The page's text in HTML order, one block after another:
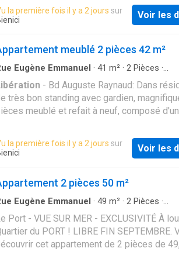
meublé, cet espace vous permet de
votre intérieur selon vos
un appartement moderne, à proximité
commodités et des transports en
Contactez-nous d
rangements, cuisine ouverte sur séjour, salle
et water-closet avec fenêtre Meublé
dans les charges Disponible
la première fois il y a 2 jours sur
Voir les
meublé 2 pièces 42 m²
Eugène Emmanuel · 41 m² · 2 Pièces ·
- Bd Auguste Raynaud: Dans
très bon standing avec gardien,
meublé et refait à neuf, composé
une salle de douche avec wc. Une cave
Possibilité de location de parking en
100€. Disponible le 19 Aout. Date
GLI obligatoirement. Visite virtuelle: Loyer:
hors charges Provision pour charges:
(incluant eau chaude et froide) Dépot
1634€ Honoraires: 543,92€ (incluant
TTC pour l'état des lieux) Les
sur les risques auxquels ce bien est exposé
la première fois il y a 2 jours sur
Voir les
2 pièces 50 m²
Eugène Emmanuel · 49 m² · 2 Pièces ·
Port - VUE SUR MER - EXCLUSIVITÉ À
du PORT ! LIBRE FIN SEPTEMBRE.
cet appartement de 2 pièces de